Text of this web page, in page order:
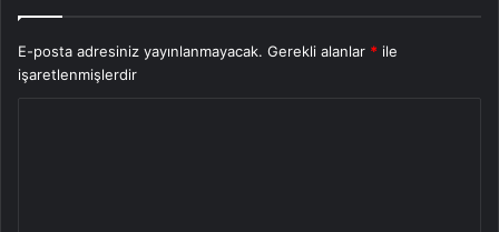
E-posta adresiniz yayınlanmayacak. Gerekli alanlar * ile
işaretlenmişlerdir